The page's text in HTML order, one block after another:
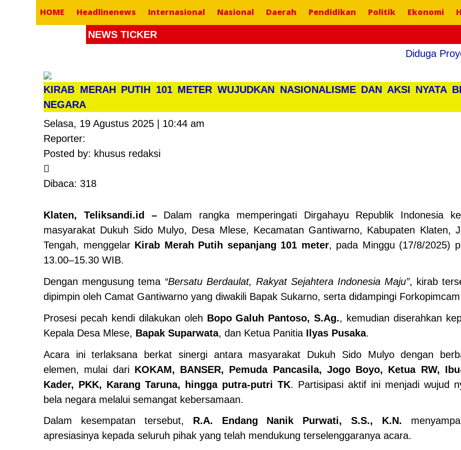
HOME Headlinenews Internasional Nasional Daerah Pendidikan Politik Ekonomi
NEWS TICKER
Diduga
KIRAB MERAH PUTIH 101 METER WUJUDKAN NASIONALISME DAN AKSI NYATA
NEGARA
Selasa, 19 Agustus 2025 | 10:44 am
Reporter:
Posted by: khusus redaksi
Dibaca: 318
Klaten, Teliksandi.id –Dalam rangka memperingati Dirgahayu Republik Indonesia
masyarakat Dukuh Sido Mulyo, Desa Mlese, Kecamatan Gantiwarno, Kabupaten Klaten,
Tengah, menggelar Kirab Merah Putih sepanjang 101 meter, pada Minggu (17/8/2025)
13.00–15.30 WIB.
Dengan mengusung tema “Bersatu Berdaulat, Rakyat Sejahtera Indonesia Maju”, kirab
dipimpin oleh Camat Gantiwarno yang diwakili Bapak Sukarno, serta didampingi
Prosesi pecah kendi dilakukan oleh Bopo Galuh Pantoso, S.Ag., kemudian diserahkan
Kepala Desa Mlese, Bapak Suparwata, dan Ketua Panitia Ilyas Pusaka.
Acara ini terlaksana berkat sinergi antara masyarakat Dukuh Sido Mulyo dengan
elemen, mulai dari KOKAM, BANSER, Pemuda Pancasila, Jogo Boyo, Ketua RW,
Kader, PKK, Karang Taruna, hingga putra-putri TK. Partisipasi aktif ini menjadi wujud
bela negara melalui semangat kebersamaan.
Dalam kesempatan tersebut, R.A. Endang Nanik Purwati, S.S., K.N.
apresiasinya kepada seluruh pihak yang telah mendukung terselenggaranya acara.